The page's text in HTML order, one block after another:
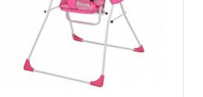
В избранное
По запросу